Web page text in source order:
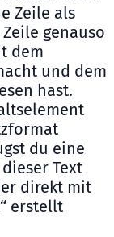
Zeile als
genauso
dem
und dem
hast.
du eine
Text
direkt mit
erstellt